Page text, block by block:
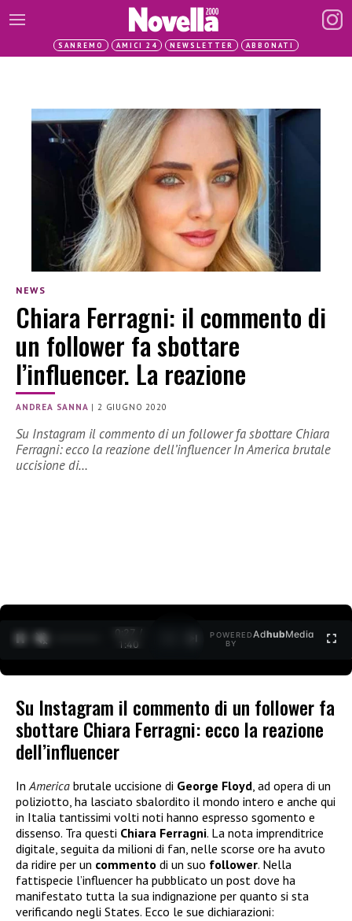
SANREMO AMICI 24 NEWSLETTER ABBONATI
NEWS
Chiara Ferragni: il commento di
un follower fa sbottare
l’influencer. La reazione
ANDREA SANNA |2 GIUGNO 2020
Su Instagram il commento di un follower fa sbottare Chiara
Ferragni: ecco la reazione dell’influencer In America brutale
uccisione di…
0:27 /
1:40
POWERED
BY
AdhubMedia
Su Instagram il commento di un follower fa
sbottare Chiara Ferragni: ecco la reazione
dell’influencer
InAmerica brutale uccisione di George Floyd, ad opera di un
poliziotto, ha lasciato sbalordito il mondo intero e anche qui
in Italia tantissimi volti noti hanno espresso sgomento e
dissenso. Tra questi Chiara Ferragni. La nota imprenditrice
digitale, seguita da milioni di fan, nelle scorse ore ha avuto
da ridire per un commento di un suo follower. Nella
fattispecie l’influencer ha pubblicato un post dove ha
manifestato tutta la sua indignazione per quanto si sta
verificando negli States. Ecco le sue dichiarazioni: